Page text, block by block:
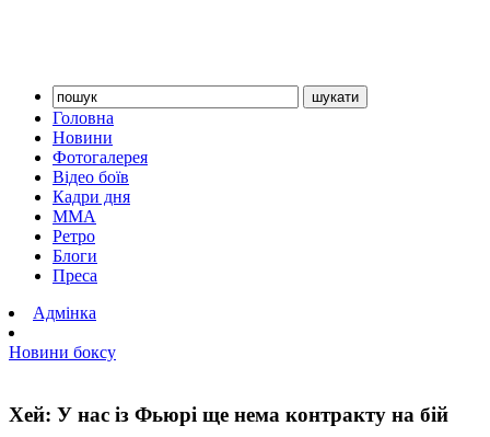
Головна
Новини
Фотогалерея
Відео боїв
Кадри дня
ММА
Ретро
Блоги
Преса
Адмінка
Новини боксу
Хей: У нас із Фьюрі ще нема контракту на бій